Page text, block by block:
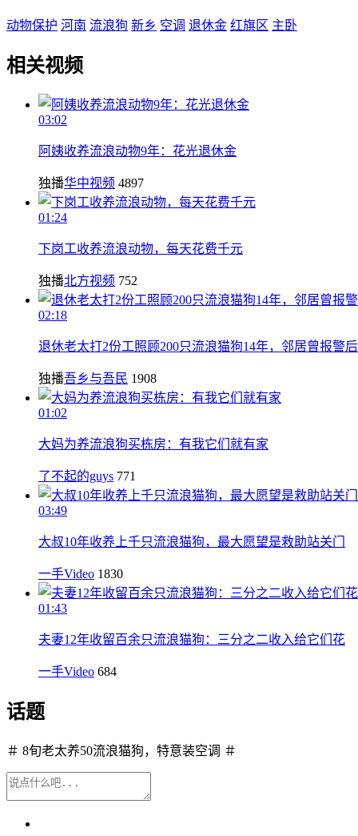
动物保护 河南 流浪狗 新乡 空调 退休金 红旗区 主卧
相关视频
03:02
阿姨收养流浪动物9年：花光退休金
独播华中视频 4897
01:24
下岗工收养流浪动物，每天花费千元
独播北方视频 752
02:18
退休老太打2份工照顾200只流浪猫狗14年，邻居曾报警
独播吾乡与吾民 1908
01:02
大妈为养流浪狗买栋房：有我它们就有家
了不起的guys 771
03:49
大叔10年收养上千只流浪猫狗，最大愿望是救助站关门
一手Video 1830
01:43
夫妻12年收留百余只流浪猫狗：三分之二收入给它们花
一手Video 684
话题
＃ 8旬老太养50流浪猫狗，特意装空调 ＃